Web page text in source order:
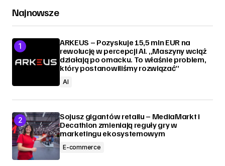
Najnowsze
ARKEUS – Pozyskuje 15,5 mln EUR na
rewolucję w percepcji AI. „Maszyny wciąż
działają po omacku. To właśnie problem,
który postanowiliśmy rozwiązać”
AI
Sojusz gigantów retailu – MediaMarkt i
Decathlon zmieniają reguły gry w
marketingu ekosystemowym
E-commerce